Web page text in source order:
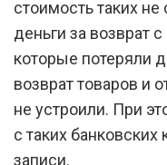
стоимость таких
деньги за возврат
которые потеряли
возврат товаров и
не устроили. При
с таких
записи.